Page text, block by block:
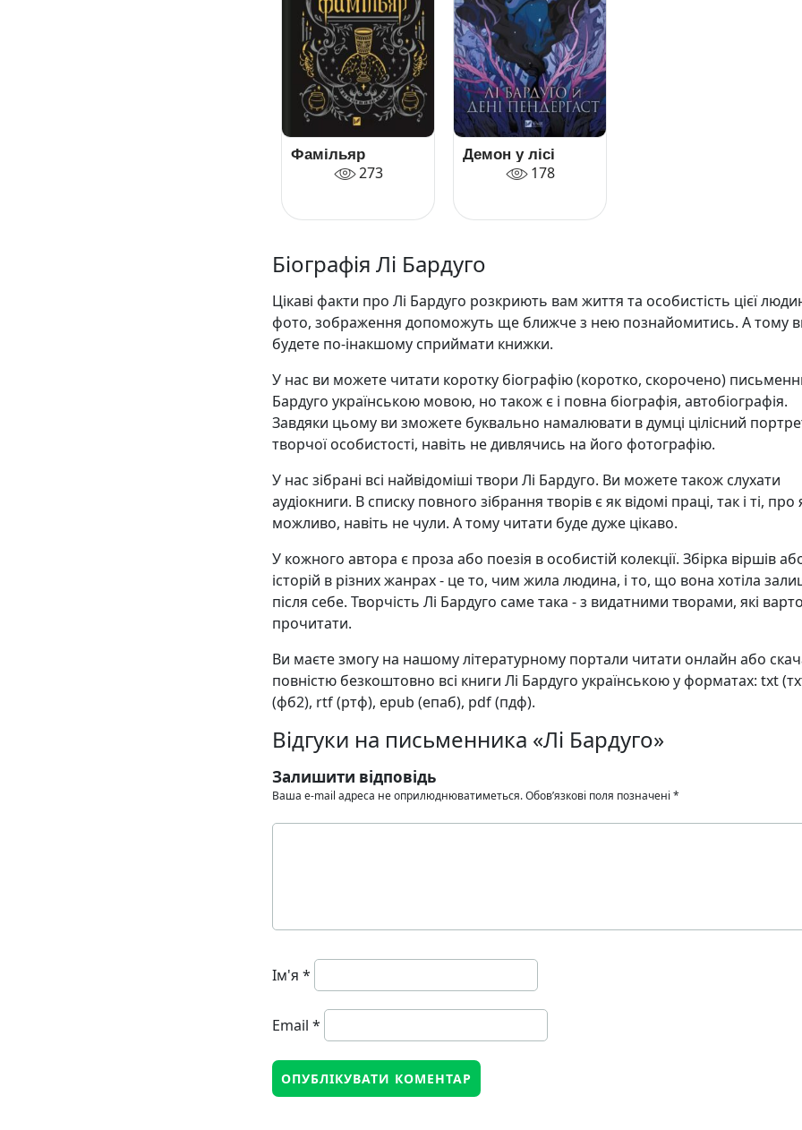
Фамільяр
273
Демон у лісі
178
Біографія Лі Бардуго
Цікаві факти про Лі Бардуго розкриють вам життя та особистість цієї
фото, зображення допоможуть ще ближче з нею познайомитись. А тому
будете по-інакшому сприймати книжки.
У нас ви можете читати коротку біографію (коротко, скорочено)
Бардуго українською мовою, но також є і повна біографія, автобіографія.
Завдяки цьому ви зможете буквально намалювати в думці цілісний
творчої особистості, навіть не дивлячись на його фотографію.
У нас зібрані всі найвідоміші твори Лі Бардуго. Ви можете також слухати
аудіокниги. В списку повного зібрання творів є як відомі праці, так і ті, про
можливо, навіть не чули. А тому читати буде дуже цікаво.
У кожного автора є проза або поезія в особистій колекції. Збірка віршів
історій в різних жанрах - це то, чим жила людина, і то, що вона хотіла
після себе. Творчість Лі Бардуго саме така - з видатними творами, які варто
прочитати.
Ви маєте змогу на нашому літературному портали читати онлайн або
повністю безкоштовно всі книги Лі Бардуго українською у форматах: txt
(фб2), rtf (ртф), epub (епаб), pdf (пдф).
Відгуки на письменника «Лі Бардуго»
Залишити відповідь
Ваша e-mail адреса не оприлюднюватиметься.Обов’язкові поля позначені *
Ім'я *
Email *